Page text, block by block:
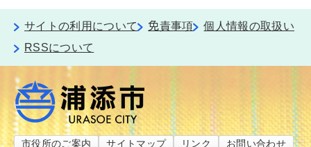
サイトの利用について 免責事項
個人情報の取扱い
RSSについて
市役所のご案内 サイトマップ リンク お問い合わせ